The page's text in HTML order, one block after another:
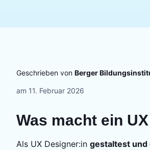
Geschrieben von Berger
am 11. Februar 2026
Was macht ein
Als UX Designer:in gestaltest und